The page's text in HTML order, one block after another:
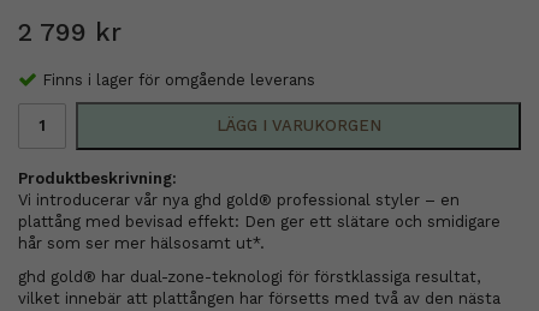
2 799 kr
Finns i lager för omgående leverans
LÄGG I VARUKORGEN
Produktbeskrivning:
Vi introducerar vår nya ghd gold® professional styler – en
plattång med bevisad effekt: Den ger ett slätare och smidigare
hår som ser mer hälsosamt ut*.
ghd gold® har dual-zone-teknologi för förstklassiga resultat,
vilket innebär att plattången har försetts med två av den nästa